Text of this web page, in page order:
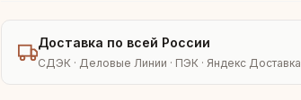
Доставка по всей России
СДЭК · Деловые Линии · ПЭК · Яндекс Доставка